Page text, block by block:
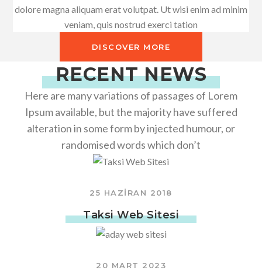
dolore magna aliquam erat volutpat. Ut wisi enim ad minim
veniam, quis nostrud exerci tation
DISCOVER MORE
RECENT NEWS
Here are many variations of passages of Lorem
Ipsum available, but the majority have suffered
alteration in some form by injected humour, or
randomised words which don’t
25 HAZIRAN 2018
Taksi Web Sitesi
20 MART 2023